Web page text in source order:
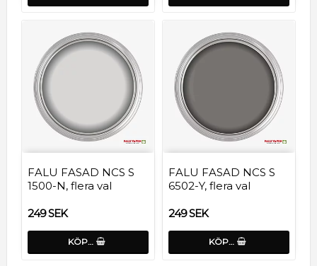
FALU FASAD NCS S
1500-N, flera val
249 SEK
KÖP…
FALU FASAD NCS S
6502-Y, flera val
249 SEK
KÖP…